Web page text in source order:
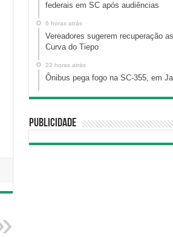
federais em SC após audiências
6 horas atrás
Vereadores sugerem recuperação
Curva do Tiepo
22 horas atrás
Ônibus pega fogo na SC-355, em
Publicidade